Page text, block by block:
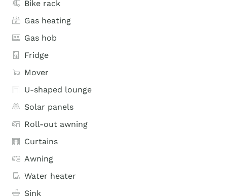
Bike rack
Gas heating
Gas hob
Fridge
Mover
U-shaped lounge
Solar panels
Roll-out awning
Curtains
Awning
Water heater
Sink